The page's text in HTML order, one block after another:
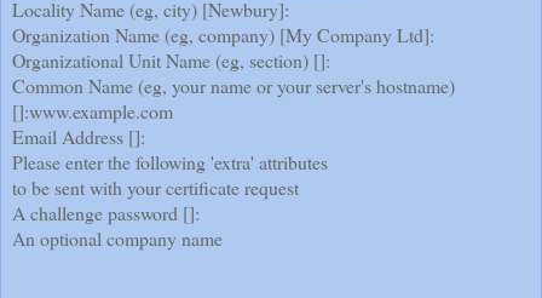
Locality Name (eg, city) [Newbury]:
Organization Name (eg, company) [My Company Ltd]:
Organizational Unit Name (eg, section) []:
Common Name (eg, your name or your server's hostname)
[]:www.example.com
Email Address []:
Please enter the following 'extra' attributes
to be sent with your certificate request
A challenge password []:
An optional company name